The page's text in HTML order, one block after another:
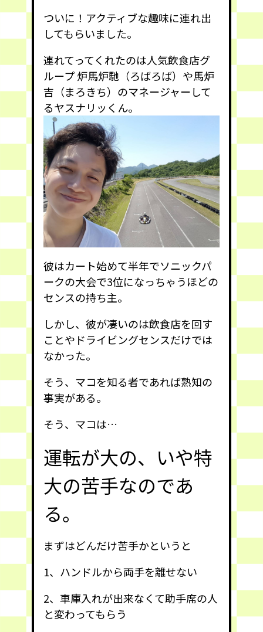
ついに！アクティブな趣味に連れ出
してもらいました。
連れてってくれたのは人気飲食店グ
ループ 炉馬炉馳（ろばろば）や馬炉
吉（まろきち）のマネージャーして
るヤスナリッくん。
彼はカート始めて半年でソニックパ
ークの大会で3位になっちゃうほどの
センスの持ち主。
しかし、彼が凄いのは飲食店を回す
ことやドライビングセンスだけでは
なかった。
そう、マコを知る者であれば熟知の
事実がある。
そう、マコは…
運転が大の、いや特
大の苦手なのであ
る。
まずはどんだけ苦手かというと
1、ハンドルから両手を離せない
2、車庫入れが出来なくて助手席の人
と変わってもらう